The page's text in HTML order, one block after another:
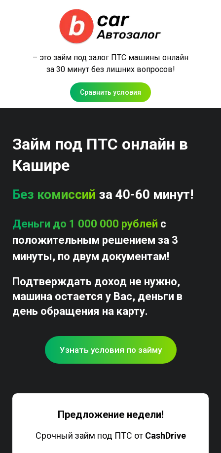
– это займ под залог ПТС машины онлайн
за 30 минут без лишних вопросов!
Сравнить условия
Займ под ПТС онлайн в
Кашире
Без комиссий за 40-60 минут!
Деньги до 1 000 000 рублей с
положительным решением за 3
минуты, по двум документам!
Подтверждать доход не нужно,
машина остается у Вас, деньги в
день обращения на карту.
Узнать условия по займу
Предложение недели!
Срочный займ под ПТС от CashDrive